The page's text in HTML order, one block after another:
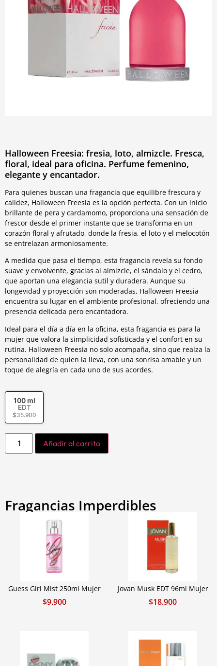
Halloween Freesia: fresia, loto, almizcle. Fresca,
floral, ideal para oficina. Perfume femenino,
elegante y encantador.
Para quienes buscan una fragancia que equilibre frescura y
calidez, Halloween Freesia es la opción perfecta. Con un inicio
brillante de pera y cardamomo, proporciona una sensación de
frescor desde el primer instante que se transforma en un
corazón floral y afrutado, donde la fresia, el loto y el melocotón
se entrelazan armoniosamente.
A medida que pasa el tiempo, esta fragancia revela su fondo
suave y envolvente, gracias al almizcle, el sándalo y el cedro,
que aportan una elegancia sutil y duradera. Aunque su
longevidad y proyección son moderadas, Halloween Freesia
encuentra su lugar en el ambiente profesional, ofreciendo una
presencia delicada pero encantadora.
Ideal para el día a día en la oficina, esta fragancia es para la
mujer que valora la simplicidad sofisticada y el confort en su
rutina. Halloween Freesia no solo acompaña, sino que realza la
personalidad de quien la lleva, con una sonrisa amable y un
toque de alegría en cada uno de sus acordes.
100 ml
EDT
$35.900
Añadir al carrito
Fragancias Imperdibles
Guess Girl Mist 250ml Mujer
$9.900
Jovan Musk EDT 96ml Mujer
$18.900